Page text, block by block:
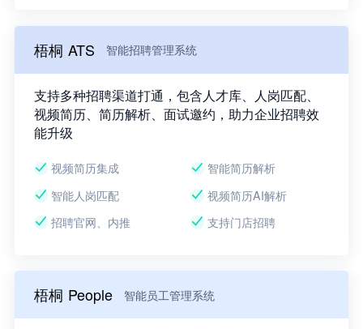
梧桐 ATS 智能招聘管理系统
支持多种招聘渠道打通，包含人才库、人岗匹配、
视频简历、简历解析、面试邀约，助力企业招聘效
能升级
视频简历集成
智能简历解析
智能人岗匹配
视频简历AI解析
招聘官网、内推
支持门店招聘
梧桐 People 智能员工管理系统